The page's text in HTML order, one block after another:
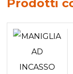
Prodotti